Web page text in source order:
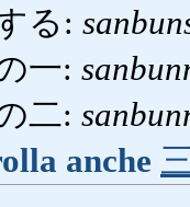
る:
一:
二:
anche